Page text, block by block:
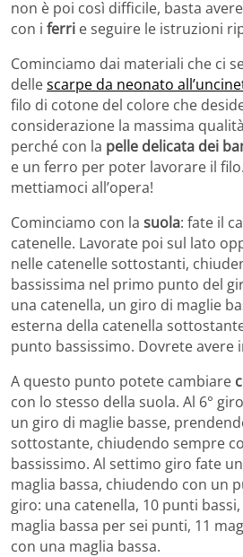
non è poi così difficile, basta
con i ferri e seguire le istruzioni
Cominciamo dai materiali che ci
dellescarpe da neonato
filo di cotone del colore che
considerazione la massima
perché con la pelle delicata dei
e un ferro per poter lavorare il
mettiamoci all’opera!
Cominciamo con la suola: fate il
catenelle. Lavorate poi sul lato
nelle catenelle sottostanti,
bassissima nel primo punto del
una catenella, un giro di maglie
esterna della catenella
punto bassissimo. Dovrete avere
A questo punto potete cambiare
con lo stesso della suola. Al 6°
un giro di maglie basse,
sottostante, chiudendo sempre
bassissimo. Al settimo giro fate
maglia bassa, chiudendo con un
giro: una catenella, 10 punti
maglia bassa per sei punti, 11
con una maglia bassa.